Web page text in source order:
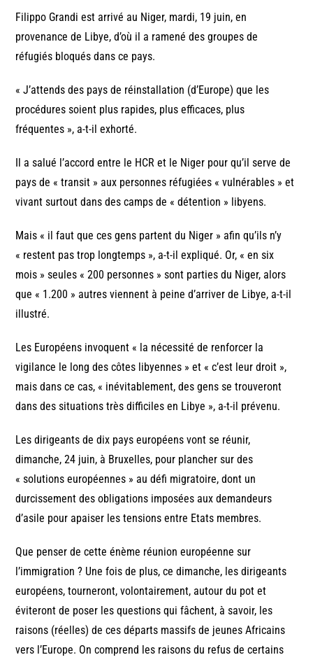
Filippo Grandi est arrivé au Niger, mardi, 19 juin, en
provenance de Libye, d’où il a ramené des groupes de
réfugiés bloqués dans ce pays.
« J’attends des pays de réinstallation (d’Europe) que les
procédures soient plus rapides, plus efficaces, plus
fréquentes », a-t-il exhorté.
Il a salué l’accord entre le HCR et le Niger pour qu’il serve de
pays de « transit » aux personnes réfugiées « vulnérables » et
vivant surtout dans des camps de « détention » libyens.
Mais « il faut que ces gens partent du Niger » afin qu’ils n’y
« restent pas trop longtemps », a-t-il expliqué. Or, « en six
mois » seules « 200 personnes » sont parties du Niger, alors
que « 1.200 » autres viennent à peine d’arriver de Libye, a-t-il
illustré.
Les Européens invoquent « la nécessité de renforcer la
vigilance le long des côtes libyennes » et « c’est leur droit »,
mais dans ce cas, « inévitablement, des gens se trouveront
dans des situations très difficiles en Libye », a-t-il prévenu.
Les dirigeants de dix pays européens vont se réunir,
dimanche, 24 juin, à Bruxelles, pour plancher sur des
« solutions européennes » au défi migratoire, dont un
durcissement des obligations imposées aux demandeurs
d’asile pour apaiser les tensions entre Etats membres.
Que penser de cette énème réunion européenne sur
l’immigration ? Une fois de plus, ce dimanche, les dirigeants
européens, tourneront, volontairement, autour du pot et
éviteront de poser les questions qui fâchent, à savoir, les
raisons (réelles) de ces départs massifs de jeunes Africains
vers l’Europe. On comprend les raisons du refus de certains